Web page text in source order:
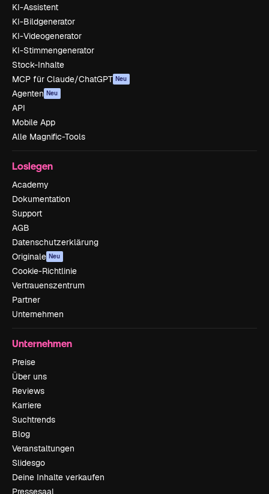
KI-Assistent
KI-Bildgenerator
KI-Videogenerator
KI-Stimmengenerator
Stock-Inhalte
MCP für Claude/ChatGPT Neu
Agenten Neu
API
Mobile App
Alle Magnific-Tools
Loslegen
Academy
Dokumentation
Support
AGB
Datenschutzerklärung
Originale Neu
Cookie-Richtlinie
Vertrauenszentrum
Partner
Unternehmen
Unternehmen
Preise
Über uns
Reviews
Karriere
Suchtrends
Blog
Veranstaltungen
Slidesgo
Deine Inhalte verkaufen
Pressesaal